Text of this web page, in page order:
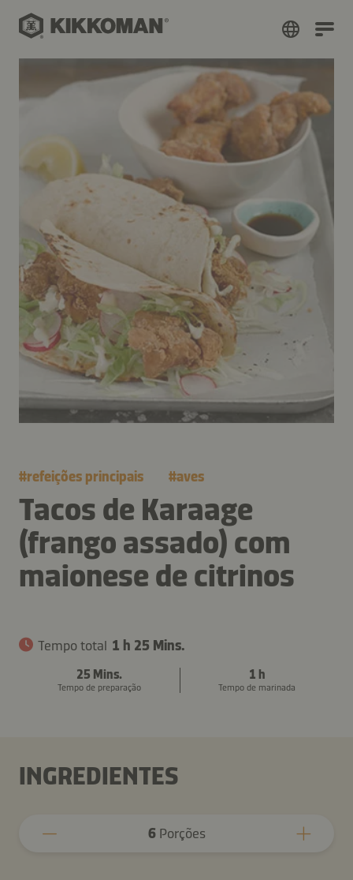
#refeições principais #aves
Tacos de Karaage
(frango assado) com
maionese de citrinos
Tempo total 1 h 25 Mins.
25 Mins.
Tempo de preparação
1 h
Tempo de marinada
INGREDIENTES
6Porções